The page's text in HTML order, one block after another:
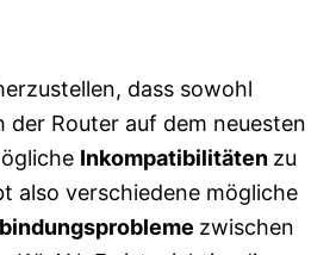
dass sowohl
der Router auf dem neuesten
Inkompatibilitäten zu
also verschiedene mögliche
zwischen